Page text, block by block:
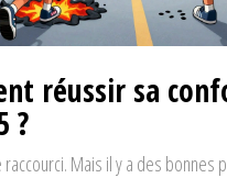
réussir sa
?
raccourci. Mais il y a des bonnes